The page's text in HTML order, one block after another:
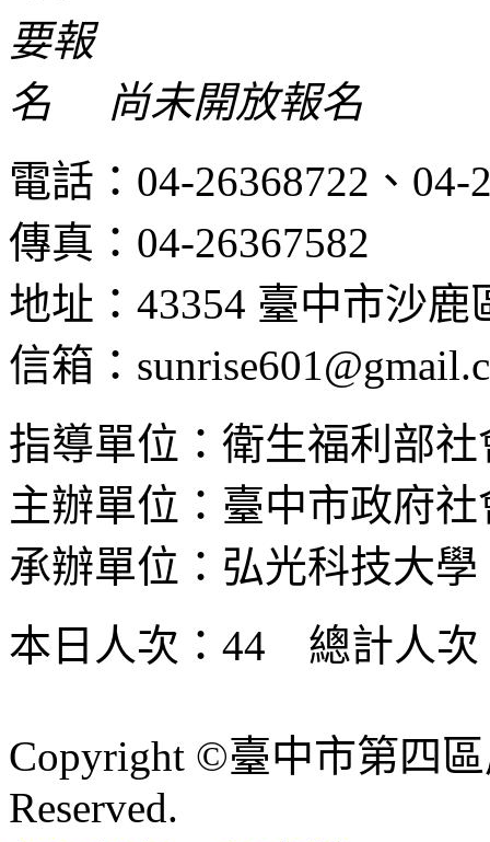
尚未開放報名
電話：04-26368722、04-
傳真：04-26367582
地址：43354 臺中市沙鹿
信箱：
指導單位：衛生福利部
主辦單位：臺中市政府社
承辦單位：弘光科技大學
本日人次：44 總計人次
Copyright ©臺中市第四
Reserved.